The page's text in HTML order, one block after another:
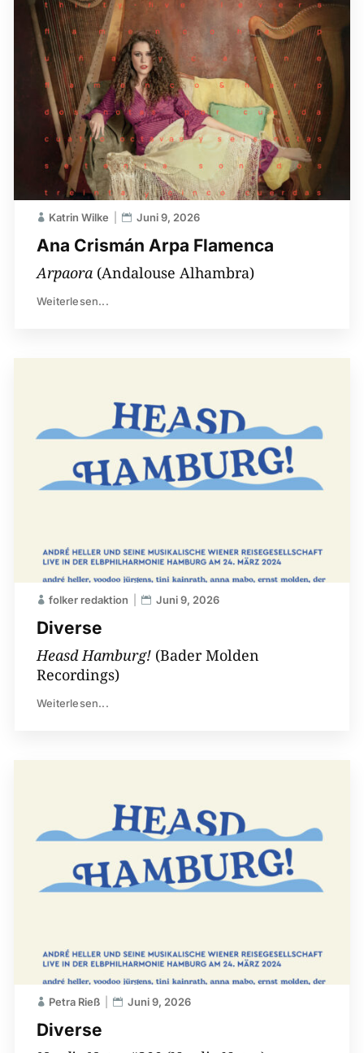
Ana Crismán Arpa Flamenca
Katrin Wilke Juni 9, 2026
Arpaora(Andalouse Alhambra)
Weiterlesen...
Diverse
folker redaktion Juni 9, 2026
Heasd Hamburg!(Bader Molden
Recordings)
Weiterlesen...
Diverse
Petra Rieß Juni 9, 2026